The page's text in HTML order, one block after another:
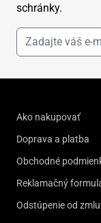
schránky.
Ako nakupovať
Doprava a platba
Obchodné
Reklamačný
Odstúpenie od